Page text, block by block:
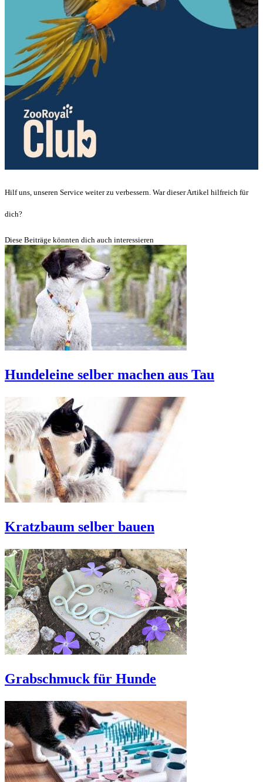
Hilf uns, unseren Service weiter zu verbessern. War dieser Artikel hilfreich für
dich?
Diese Beiträge könnten dich auch interessieren
Hundeleine selber machen aus Tau
Kratzbaum selber bauen
Grabschmuck für Hunde